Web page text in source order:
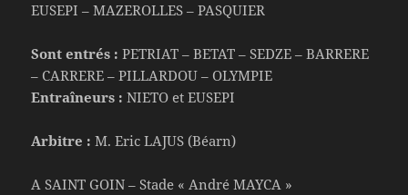
EUSEPI – MAZEROLLES – PASQUIER
Sont entrés : PETRIAT – BETAT – SEDZE – BARRERE
– CARRERE – PILLARDOU – OLYMPIE
Entraîneurs : NIETO et EUSEPI
Arbitre : M. Eric LAJUS (Béarn)
A SAINT GOIN – Stade « André MAYCA »